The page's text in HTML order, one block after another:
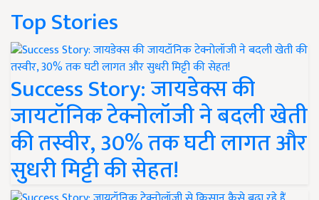
Top Stories
Success Story: जायडेक्स की
जायटॉनिक टेक्नोलॉजी ने बदली खेती
की तस्वीर, 30% तक घटी लागत और
सुधरी मिट्टी की सेहत!